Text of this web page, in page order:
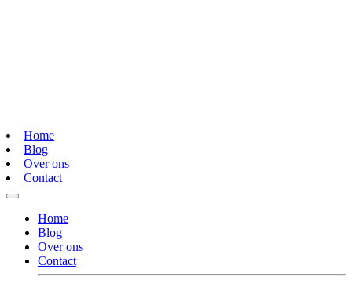
Home
Blog
Over ons
Contact
Home
Blog
Over ons
Contact